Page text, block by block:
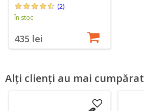
(2)
În stoc
435 lei
Alți clienți au mai cumpărat